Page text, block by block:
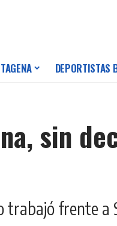
DEPORTISTAS
sin
trabajó frente a